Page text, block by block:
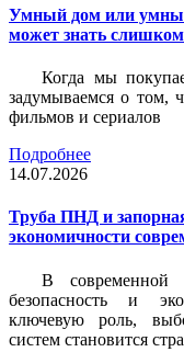
Умный дом или
может знать
Когда мы
задумываемся о том,
фильмов и сериалов
Подробнее
14.07.2026
Труба ПНД и
экономичности
В современной
безопасность и
ключевую роль,
систем становится